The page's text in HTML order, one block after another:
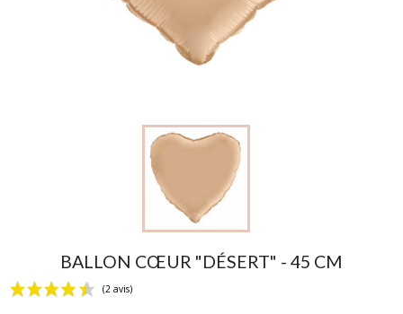
BALLON CŒUR "DÉSERT" - 45 CM